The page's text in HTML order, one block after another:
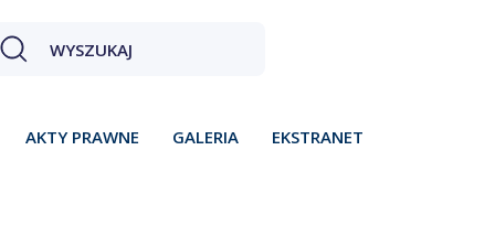
AKTY PRAWNE GALERIA EKSTRANET